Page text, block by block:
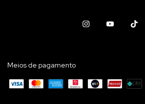
Meios de pagamento